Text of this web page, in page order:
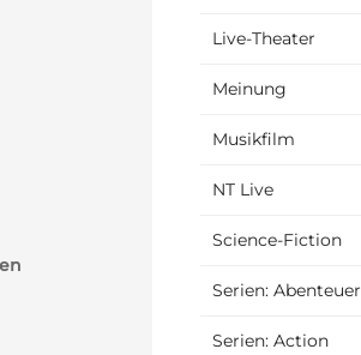
Live-Theater
Meinung
Musikfilm
NT Live
Science-Fiction
Serien: Abenteuer
Serien: Action